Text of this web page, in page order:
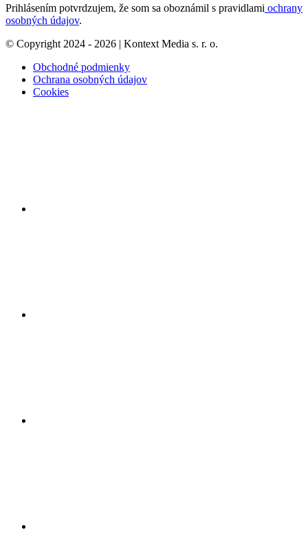
Prihlásením potvrdzujem, že som sa oboznámil s pravidlami ochrany
osobných údajov.
© Copyright 2024 - 2026 | Kontext Media s. r. o.
Obchodné podmienky
Ochrana osobných údajov
Cookies